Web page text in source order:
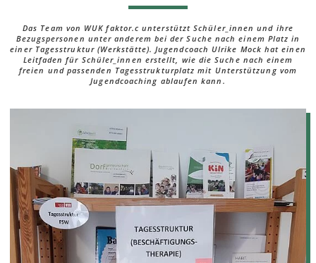
Das Team von WUK faktor.c unterstützt Schüler_innen und ihre
Bezugspersonen unter anderem bei der Suche nach einem Platz in
einer Tagesstruktur (Werkstätte). Jugendcoach Ulrike Mock hat einen
Leitfaden für Schüler_innen erstellt, wie die Suche nach einem
freien und passenden Tagesstrukturplatz mit Unterstützung vom
Jugendcoaching ablaufen kann.